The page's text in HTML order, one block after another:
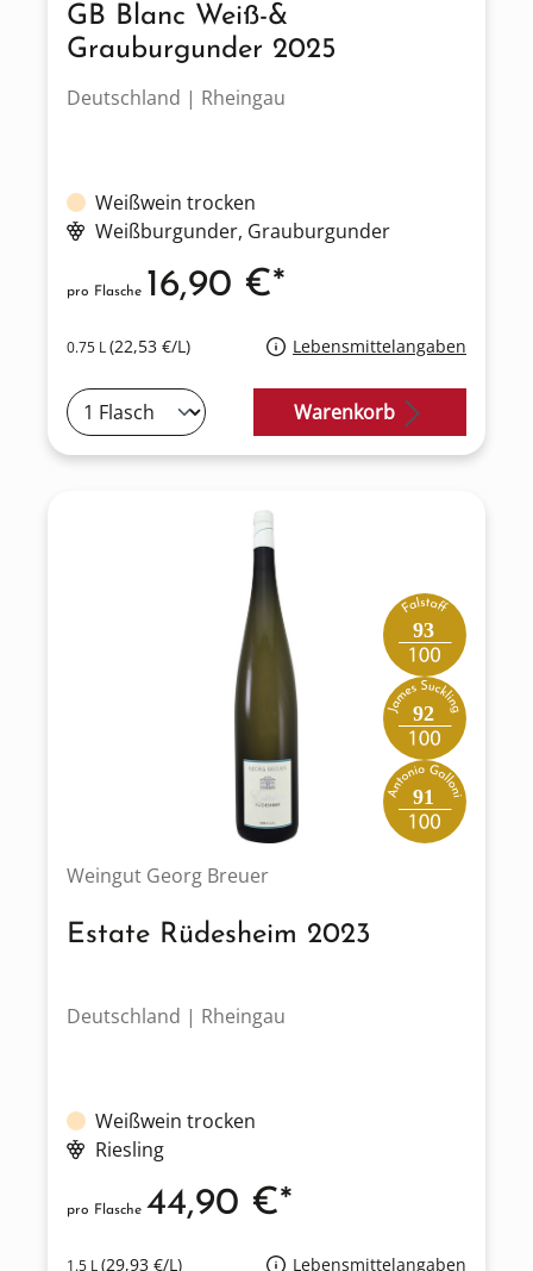
GB Blanc Weiß-&
Grauburgunder 2025
Deutschland | Rheingau
Weißwein trocken
Weißburgunder, Grauburgunder
0.75 L(22,53 €/L) Lebensmittelangaben
pro Flasche 16,90 €*
Warenkorb
93
92
91
Weingut Georg Breuer
Estate Rüdesheim 2023
Deutschland | Rheingau
Weißwein trocken
Riesling
1.5 L(29,93 €/L) Lebensmittelangaben
pro Flasche 44,90 €*